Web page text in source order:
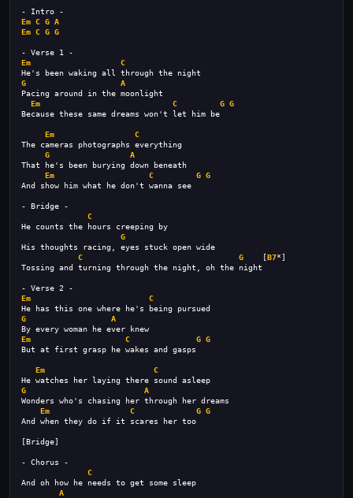
- Intro -
Em C G A
Em C G G
- Verse 1 -
Em
C
He's been waking all through the night
G
A
Pacing around in the moonlight
Em
C G G
Because these same dreams won't let him be
Em
C
The cameras photographs everything
G
A
That he's been burying down beneath
Em
C G G
And show him what he don't wanna see
- Bridge -
C
He counts the hours creeping by
G
His thoughts racing, eyes stuck open wide
C
G [B7*]
Tossing and turning through the night, oh the night
- Verse 2 -
Em
C
He has this one where he's being pursued
G
A
By every woman he ever knew
Em
C G G
But at first grasp he wakes and gasps
Em
C
He watches her laying there sound asleep
G
A
Wonders who's chasing her through her dreams
Em
C G G
And when they do if it scares her too
[Bridge]
- Chorus -
C
And oh how he needs to get some sleep
A